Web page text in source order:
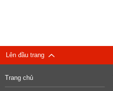
Lên đầu trang
Trang chủ